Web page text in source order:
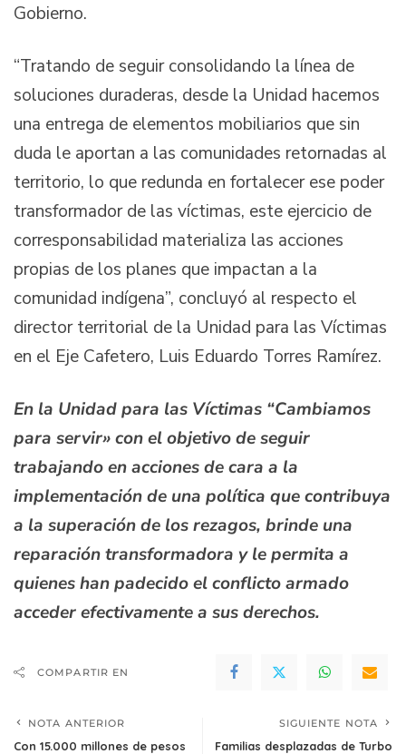
Gobierno.
“Tratando de seguir consolidando la línea de
soluciones duraderas, desde la Unidad hacemos
una entrega de elementos mobiliarios que sin
duda le aportan a las comunidades retornadas al
territorio, lo que redunda en fortalecer ese poder
transformador de las víctimas, este ejercicio de
corresponsabilidad materializa las acciones
propias de los planes que impactan a la
comunidad indígena”, concluyó al respecto el
director territorial de la Unidad para las Víctimas
en el Eje Cafetero, Luis Eduardo Torres Ramírez.
En la Unidad para las Víctimas “Cambiamos
para servir» con el objetivo de seguir
trabajando en acciones de cara a la
implementación de una política que contribuya
a la superación de los rezagos, brinde una
reparación transformadora y le permita a
quienes han padecido el conflicto armado
acceder efectivamente a sus derechos.
COMPARTIR EN
NOTA ANTERIOR
Con 15.000 millones de pesos
SIGUIENTE NOTA
Familias desplazadas de Turbo